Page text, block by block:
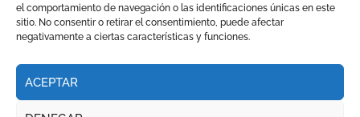
el comportamiento de navegación o las identificaciones únicas en este
sitio. No consentir o retirar el consentimiento, puede afectar
negativamente a ciertas características y funciones.
ACEPTAR
Copyright © Todos los derechos reservados